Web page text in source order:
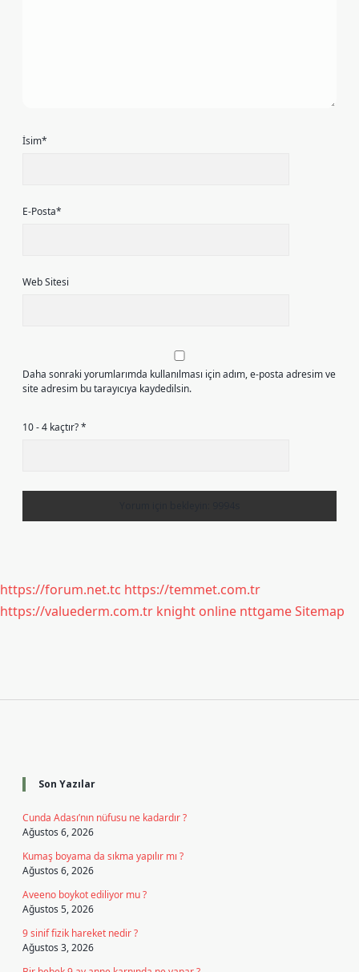
İsim*
E-Posta*
Web Sitesi
Daha sonraki yorumlarımda kullanılması için adım, e-posta adresim ve
site adresim bu tarayıcıya kaydedilsin.
10 - 4 kaçtır?*
https://forum.net.tc https://temmet.com.tr
https://valuederm.com.tr knight online nttgameSitemap
Son Yazılar
Cunda Adası’nın nüfusu ne kadardır ?
Ağustos 6, 2026
Kumaş boyama da sıkma yapılır mı ?
Ağustos 6, 2026
Aveeno boykot ediliyor mu ?
Ağustos 5, 2026
9 sinif fizik hareket nedir ?
Ağustos 3, 2026